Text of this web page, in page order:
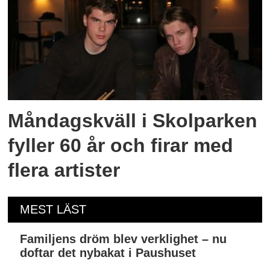
Måndagskväll i Skolparken
fyller 60 år och firar med
flera artister
MEST LÄST
Familjens dröm blev verklighet – nu
doftar det nybakat i Paushuset